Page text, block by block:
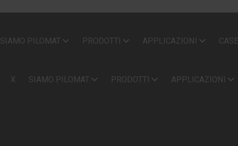
SIAMO PILOMAT PRODOTTI APPLICAZIONI
X SIAMO PILOMAT PRODOTTI APPLICAZIONI